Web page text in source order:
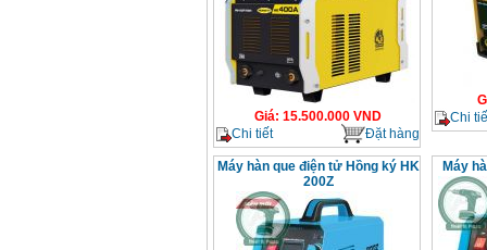
Giá: 15.500.000 VND
Chi tiết
Đặt hàng
Chi
Máy hàn que điện tử Hồng ký HK
200Z
Máy